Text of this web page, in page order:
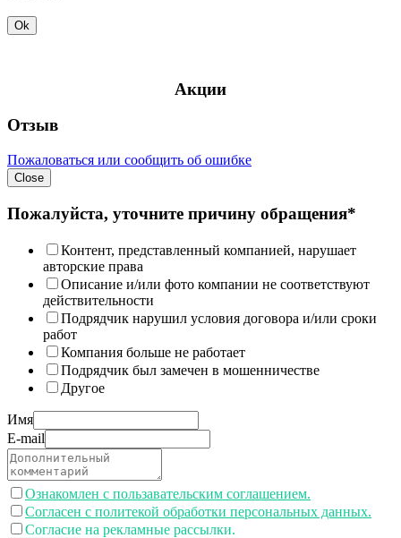
Ok
Акции
Отзыв
Пожаловаться или сообщить об ошибке
Close
Пожалуйста, уточните причину обращения*
Контент, представленный компанией, нарушает
авторские права
Описание и/или фото компании не соответствуют
действительности
Подрядчик нарушил условия договора и/или сроки
работ
Компания больше не работает
Подрядчик был замечен в мошенничестве
Другое
Имя
E-mail
Ознакомлен с пользавательским соглашением.
Согласен с политекой обработки персональных данных.
Согласие на рекламные рассылки.